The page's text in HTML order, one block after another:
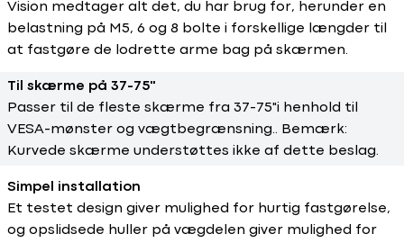
Vision medtager alt det, du har brug for, herunder en
belastning på M5, 6 og 8 bolte i forskellige længder til
at fastgøre de lodrette arme bag på skærmen.
Til skærme på 37-75"
Passer til de fleste skærme fra 37-75"i henhold til
VESA-mønster og vægtbegrænsning.. Bemærk:
Kurvede skærme understøttes ikke af dette beslag.
Simpel installation
Et testet design giver mulighed for hurtig fastgørelse,
og opslidsede huller på vægdelen giver mulighed for